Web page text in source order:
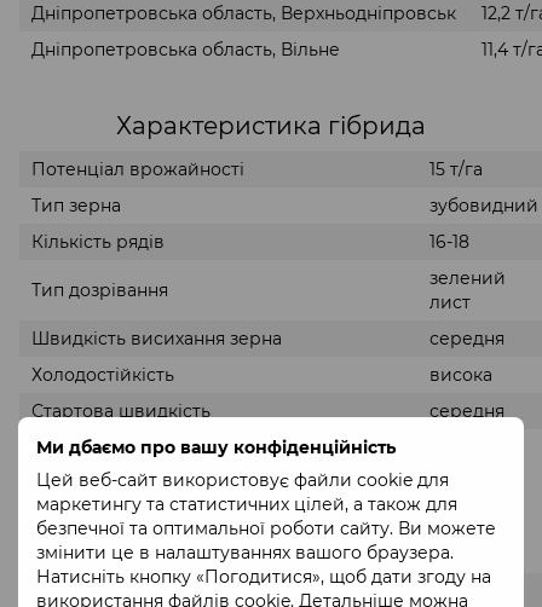
Ми дбаємо про вашу конфіденційність
Цей веб-сайт використовує файли cookie для
маркетингу та статистичних цілей, а також для
безпечної та оптимальної роботи сайту. Ви можете
змінити це в налаштуваннях вашого браузера.
Натисніть кнопку «Погодитися», щоб дати згоду на
використання файлів cookie. Детальніше можна
Дніпропетровська область, Верхньодніпровськ
12,2 т/
Дніпропетровська область, Вільне
11,4 т/
Характеристика гібрида
Потенціал врожайності
15 т/га
Тип зерна
зубовидний
Кількість рядів
16-18
Тип дозрівання
зелений
лист
Швидкість висихання зерна
середня
Холодостійкість
висока
Стартова швидкість
середня
Мінімальна температура ґрунту при
посіві
Вегетаційний період:
125 днів